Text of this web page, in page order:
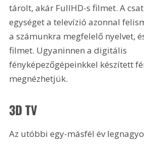
tárolt, akár FullHD-s filmet. A
egységet a televízió azonnal
a számunkra megfelelő nyelvet,
filmet. Ugyaninnen a digitális
fényképezőgépeinkkel készített
megnézhetjük.
3D TV
Az utóbbi egy-másfél év